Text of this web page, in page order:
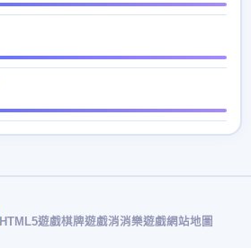
HTML5遊戲棋牌遊戲消消樂遊戲網站地圖